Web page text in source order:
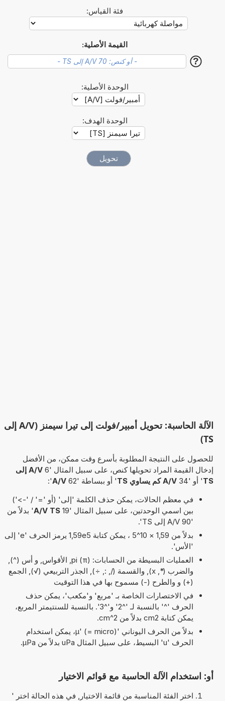
فئة القياس:
القيمة الأصلية:
?
الوحدة الأصلية:
الوحدة الهدف:
الآلة الحاسبة: تحويل أمبير/فولت إلى تيرا سيمنز (A/V إلى
TS)
للحصول على النتيجة المطلوبة بأسرع وقت ممكن، من الأفضل
إدخال القيمة المراد تحويلها كنص، على سبيل المثال '6
A/V إلى
TS' أو '34 A/V كم يساوي TS ' أو ببساطة '62 A/V
':
في معظم الحالات، يمكن حذف الكلمة 'إلى' (أو '=' / '->')
بين اسمي الوحدتين، على سبيل المثال '19
A/V TS' بدلاً من
'90 A/V إلى TS'.
بدلاً من 1,59 × 10^5 ، يمكن كتابة 1,59e5 يرمز الحرف 'e' إلى
'الأس'.
العمليات البسيطة من الحسابات: pi (π), الأقواس, و أس (^),
والضرب (*, x), والقسمة (/, :, ÷), الجذر التربيعي (√), الجمع
(+) و والطرح (-) مسموح بها في هذا التوقيت
في الاختصارات الخاصة بـ 'مربع' و'مكعب'، يمكن حذف
الحرف '^' بالنسبة لـ '^2' و'^3'. بالنسبة للسنتيمتر المربع،
يمكن كتابة cm2 بدلاً من cm^2.
بدلاً من الحرف اليوناني 'µ' (= micro)، يمكن استخدام
الحرف 'u' البسيط، على سبيل المثال uPa بدلاً من µPa.
أو: استخدام الآلة الحاسبة مع قوائم الاختيار
اختر الفئة المناسبة من قائمة الاختيار, في هذه الحالة اختر '